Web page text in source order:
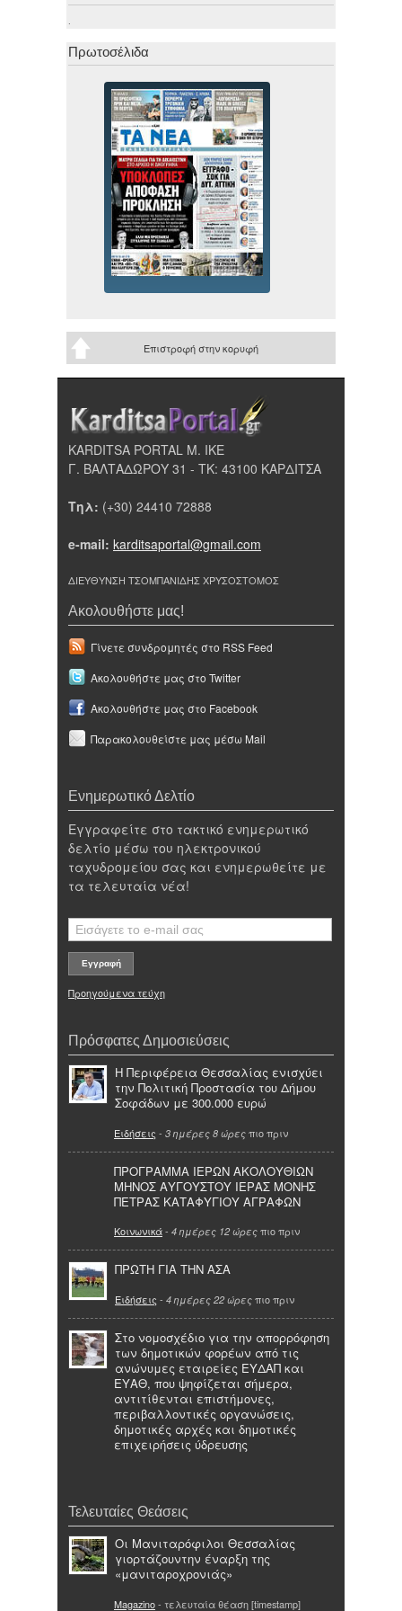
.
Πρωτοσέλιδα
Επιστροφή στην κορυφή
KARDITSA PORTAL Μ. ΙΚΕ
Γ. ΒΑΛΤΑΔΩΡΟΥ 31 - ΤΚ: 43100 ΚΑΡΔΙΤΣΑ
Τηλ: (+30) 24410 72888
e-mail: karditsaportal@gmail.com
ΔΙΕΥΘΥΝΣΗ ΤΣΟΜΠΑΝΙΔΗΣ ΧΡΥΣΟΣΤΟΜΟΣ
Ακολουθήστε μας!
Γίνετε συνδρομητές στο RSS Feed
Ακολουθήστε μας στο Twitter
Ακολουθήστε μας στο Facebook
Παρακολουθείστε μας μέσω Mail
Ενημερωτικό Δελτίο
Εγγραφείτε στο τακτικό ενημερωτικό
δελτίο μέσω του ηλεκτρονικού
ταχυδρομείου σας και ενημερωθείτε με
τα τελευταία νέα!
Προηγούμενα τεύχη
Πρόσφατες Δημοσιεύσεις
Η Περιφέρεια Θεσσαλίας ενισχύει
την Πολιτική Προστασία του Δήμου
Σοφάδων με 300.000 ευρώ
Ειδήσεις - 3 ημέρες 8 ώρες πιο πριν
ΠΡΟΓΡΑΜΜΑ ΙΕΡΩΝ ΑΚΟΛΟΥΘΙΩΝ
ΜΗΝΟΣ ΑΥΓΟΥΣΤΟΥ ΙΕΡΑΣ ΜΟΝΗΣ
ΠΕΤΡΑΣ ΚΑΤΑΦΥΓΙΟΥ ΑΓΡΑΦΩΝ
Κοινωνικά- 4 ημέρες 12 ώρες πιο πριν
ΠΡΩΤΗ ΓΙΑ ΤΗΝ ΑΣΑ
Ειδήσεις - 4 ημέρες 22 ώρες πιο πριν
Στο νομοσχέδιο για την απορρόφηση
των δημοτικών φορέων από τις
ανώνυμες εταιρείες ΕΥΔΑΠ και
ΕΥΑΘ, που ψηφίζεται σήμερα,
αντιτίθενται επιστήμονες,
περιβαλλοντικές οργανώσεις,
δημοτικές αρχές και δημοτικές
επιχειρήσεις ύδρευσης
Τελευταίες Θεάσεις
Οι Μανιταρόφιλοι Θεσσαλίας
γιορτάζουντην έναρξη της
«μανιταροχρονιάς»
Magazino- τελευταία θέαση [timestamp]